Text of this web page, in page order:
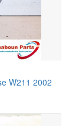
W211 2002